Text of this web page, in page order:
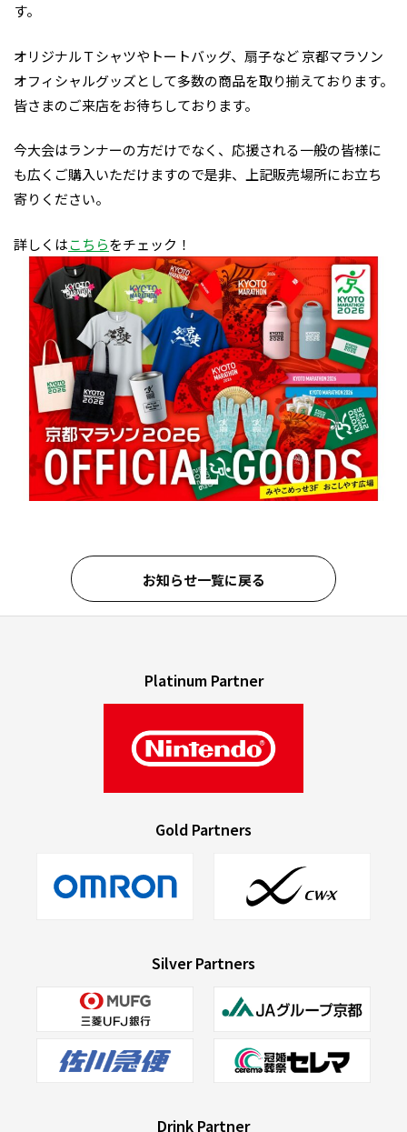
す。
オリジナルＴシャツやトートバッグ、扇子など 京都マラソン
オフィシャルグッズとして多数の商品を取り揃えております。
皆さまのご来店をお待ちしております。
今大会はランナーの方だけでなく、応援される一般の皆様に
も広くご購入いただけますので是非、上記販売場所にお立ち
寄りください。
詳しくはこちらをチェック！
お知らせ一覧に戻る
Platinum Partner
Gold Partners
Silver Partners
Drink Partner